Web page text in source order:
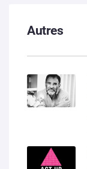
Autres